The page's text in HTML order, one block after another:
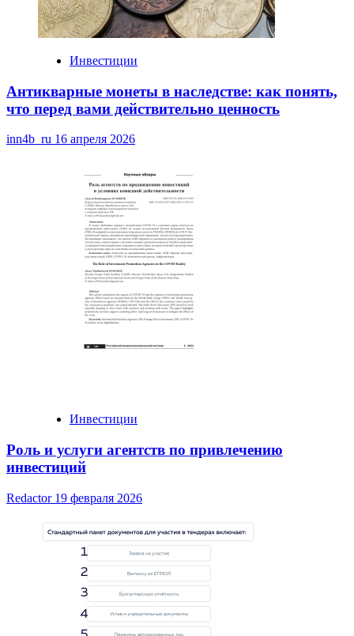
Инвестиции
Антикварные монеты в наследстве: как понять,
что перед вами действительно ценность
inn4b_ru 16 апреля 2026
Инвестиции
Роль и услуги агентств по привлечению
инвестиций
Redactor 19 февраля 2026